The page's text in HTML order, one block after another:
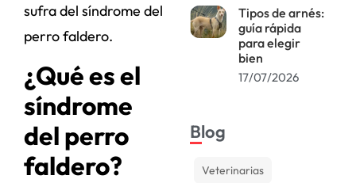
sufra del síndrome del
perro faldero.
¿Qué es el
síndrome
del perro
faldero?
Tipos de arnés:
guía rápida
para elegir
bien
17/07/2026
Blog
Veterinarias